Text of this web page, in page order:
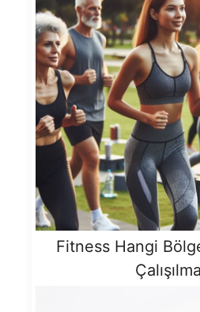
Fitness Hangi